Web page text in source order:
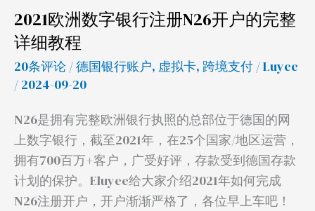
2021欧洲数字银行注册N26开户的完整
详细教程
20条评论 /德国银行账户, 虚拟卡, 跨境支付 /Luyee
/ 2024-09-20
N26是拥有完整欧洲银行执照的总部位于德国的网
上数字银行，截至2021年，在25个国家/地区运营，
拥有700百万+客户，广受好评，存款受到德国存款
计划的保护。Eluyee给大家介绍2021年如何完成
N26注册开户，开户渐渐严格了，各位早上车吧！
的
完
整
详
细
教
程